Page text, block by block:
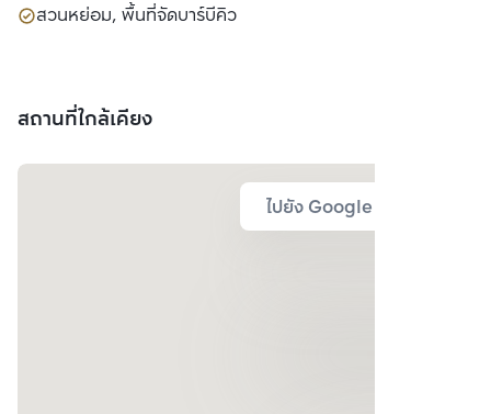
สวนหย่อม, พื้นที่จัดบาร์บีคิว
สถานที่ใกล้เคียง
ไปยัง Google Map